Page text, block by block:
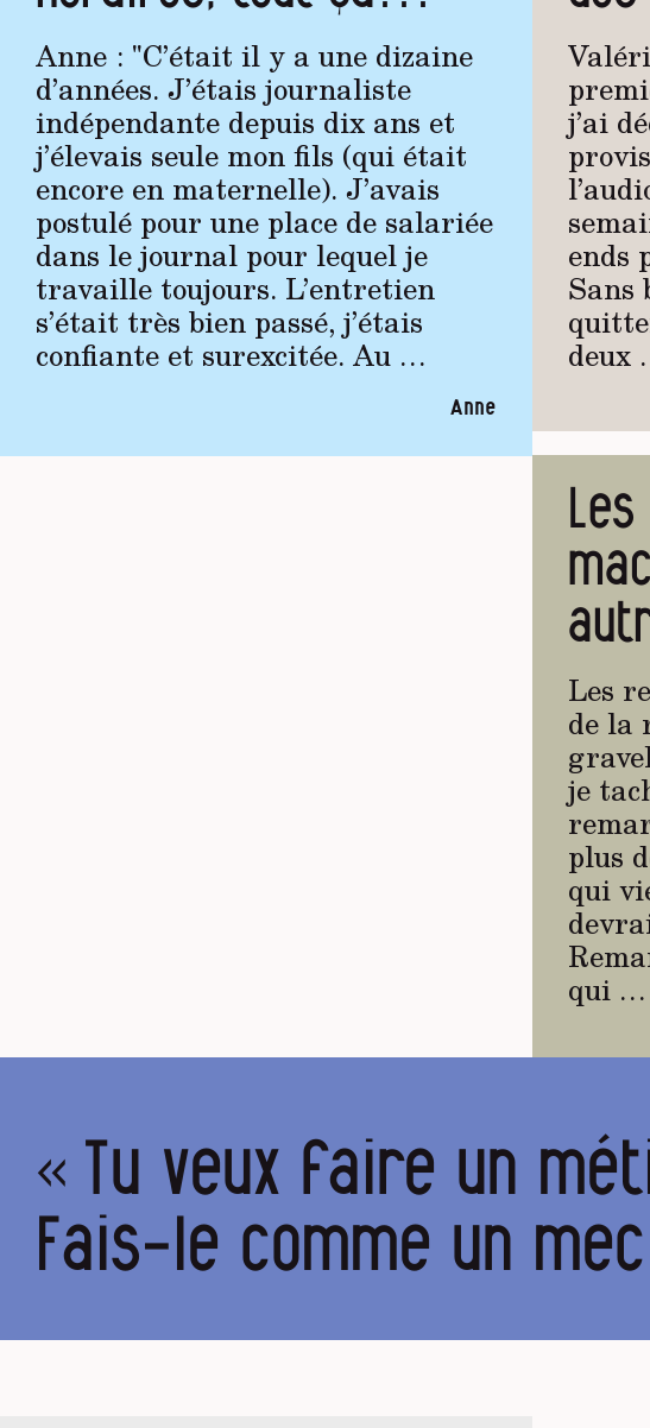
Anne : "C’était il y a une dizaine
d’années. J’étais journaliste
indépendante depuis dix ans et
j’élevais seule mon fils (qui était
encore en maternelle). J’avais
postulé pour une place de salariée
dans le journal pour lequel je
travaille toujours. L’entretien
s’était très bien passé, j’étais
confiante et surexcitée. Au …
Anne
j’ai
ends
Sans
deux
Les
de la
je
plus
qui
qui …
« Tu veux faire un
Fais-le comme un